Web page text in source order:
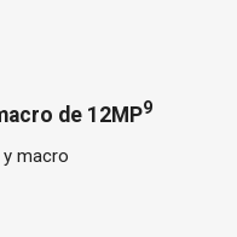
de 12MP9
macro